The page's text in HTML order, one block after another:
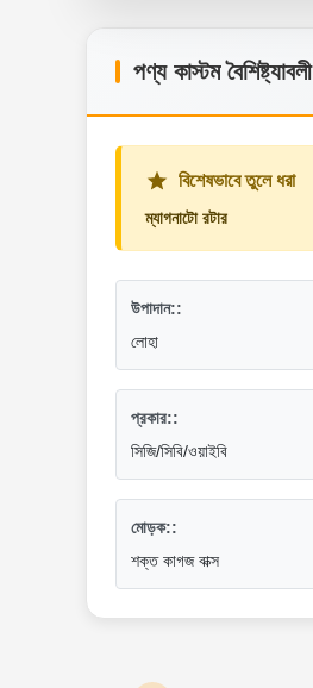
পণ্য কাস্টম বৈশিষ্ট্যাবলী
বিশেষভাবে তুলে ধরা
ম্যাগনাটো রটার
উপাদান::
লোহা
প্রকার::
সিজি/সিবি/ওয়াইবি
মোড়ক::
শক্ত কাগজ বাক্স